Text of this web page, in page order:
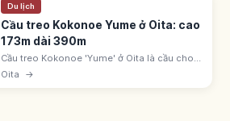
Du lịch
Cầu treo Kokonoe Yume ở Oita: cao
173m dài 390m
Cầu treo Kokonoe 'Yume' ở Oita là cầu cho
người đi bộ cao 173m, dài 390m. Ngắm thác
Oita →